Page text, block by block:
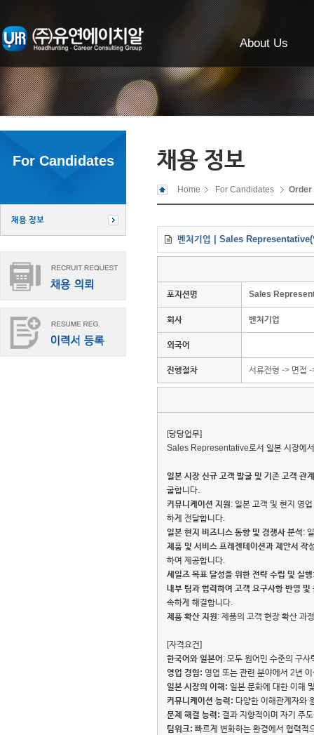
About Us
For Candidates
채용 정보
채용 정보
Home For Candidates Order
벤처기업 | Sales Representative(
포지션명 Sales
회사 벤처기업
외국어
진행절차 서류전형 -> 면접 -
[당당업무]
Sales Representative로서 일본 시장에서
일본 시장 신규 고객 발굴 및 기존 고객 관
굴합니다.
커뮤니케이션 지원 : 일본 고객 및 현지 영
하게 전달합니다.
일본 현지 비즈니스 동향 및 경쟁사 분석:
제품 및 서비스 프레젠테이션과 제안서 작
하여 제공합니다.
세일즈 목표 달성을 위한 전략 수립 및 실행
내부 팀과 협력하여 고객 요구사항 반영 및
속하게 해결합니다.
제품 확산 지원 : 제품의 고객 현장 확산 과
[자격요건]
한국어와 일본어 : 모두 원어민 수준의 구
영업 경험: 영업 또는 관련 분야에서 2년
일본 시장의 이해: 일본 문화에 대한 이해
커뮤니케이션 능력: 다양한 이해관계자와
문제 해결 능력: 결과 지향적이며 자기 주
팀워크: 빠르게 변화하는 환경에서 협력적